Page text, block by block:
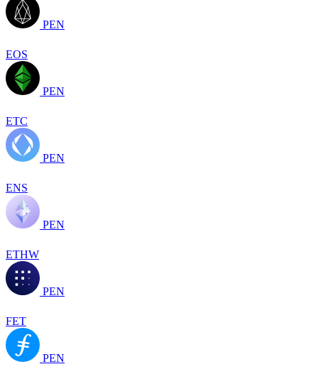
PEN
EOS
PEN
ETC
PEN
ENS
PEN
ETHW
PEN
FET
PEN